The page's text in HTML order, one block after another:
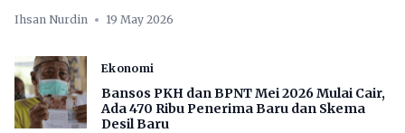
Ihsan Nurdin 19 May 2026
Ekonomi
Bansos PKH dan BPNT Mei 2026 Mulai Cair,
Ada 470 Ribu Penerima Baru dan Skema
Desil Baru